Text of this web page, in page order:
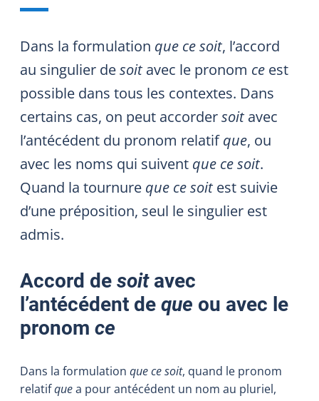
Dans la formulation que ce soit, l’accord
au singulier desoit avec le pronom ce est
possible dans tous les contextes. Dans
certains cas, on peut accordersoit avec
l’antécédent du pronom relatifque, ou
avec les noms qui suivent que ce soit.
Quand la tournure que ce soit est suivie
d’une préposition, seul le singulier est
admis.
Accord de soitavec
l’antécédent de que ou avec le
pronom ce
Dans la formulation que ce soit, quand le pronom
relatifquea pour antécédent un nom au pluriel,